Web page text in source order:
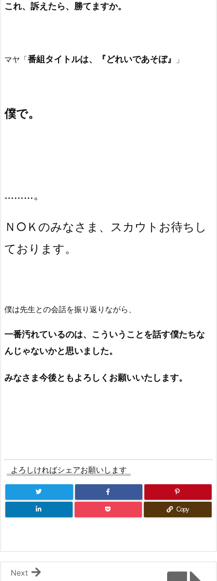
これ、訴えたら、勝てますか。
マヤ「番組タイトルは、『どれいであそぼ』 」
僕で。
………。
Ｎ○Ｋのみなさま、スカウトお待ちし
ております。
僕は先生との会話を振り返りながら、
一番汚れているのは、こういうことを話す僕たちな
んじゃないかと思いました。
みなさま今後ともよろしくお願いいたします。
よろしければシェアお願いします
Copy
Next